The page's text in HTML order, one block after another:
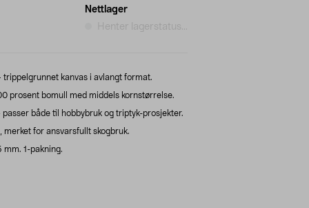
Nettlager
Henter lagerstatus...
trippelgrunnet kanvas i avlangt format.
prosent bomull med middels kornstørrelse.
både til hobbybruk og triptyk-prosjekter.
for ansvarsfullt skogbruk.
mm. 1-pakning.